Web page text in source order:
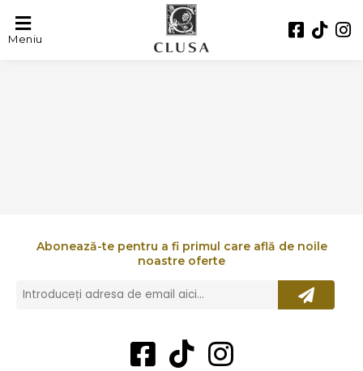
Meniu
DE NEAGRA
Abonează-te pentru a fi primul care află de noile
noastre oferte